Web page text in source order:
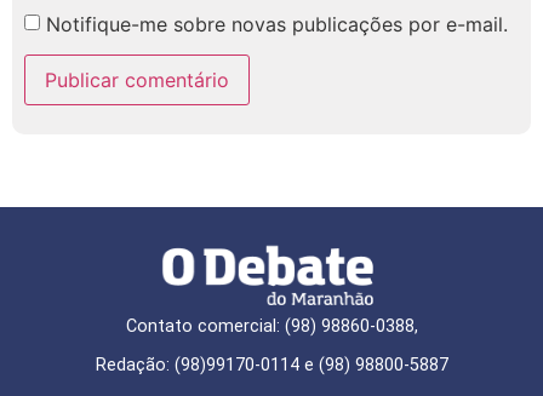
Notifique-me sobre novas publicações por e-mail.
Contato comercial: (98) 98860-0388,
Redação: (98)99170-0114 e (98) 98800-5887